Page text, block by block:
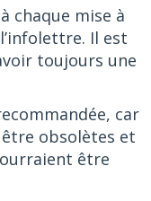
chaque mise à
Il est
toujours une
car
obsolètes et
être